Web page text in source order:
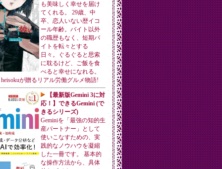
も美味しく幸せを届け
てくれる。 29歳、中
卒、恋人いない歴イコ
ール年齢。バイト以外
の職歴もなく、短期バ
イトを転々とする
日々。ぐるぐると思索
に耽るけど、ご飯を食
べると幸せになれる。
が贈るリアル労働グルメ物語!
【最新版Gemini 3に対
応！】できるGemini (で
きるシリーズ)
Geminiを「最強の知的生
産パートナー」として
使いこなすための、実
践的なノウハウを凝縮
した一冊です。 基本的
な操作方法から、具体